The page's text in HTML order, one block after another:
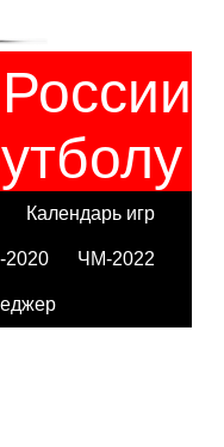
Календарь игр
2020 ЧМ-2022